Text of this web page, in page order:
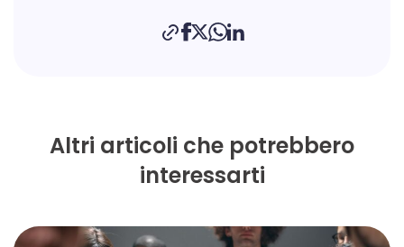
Altri articoli che potrebbero
interessarti